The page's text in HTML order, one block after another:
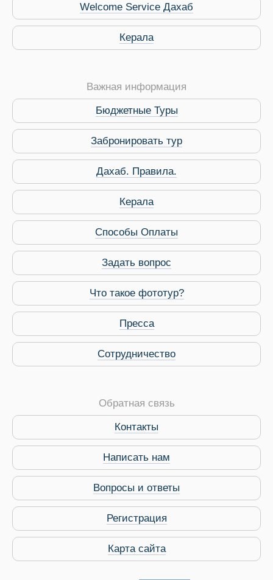
Service Дахаб
Виза в Индию
Welcome Service Дахаб
Керала
Важная информация
Бюджетные Туры
Забронировать тур
Дахаб. Правила.
Керала
Способы Оплаты
Задать вопрос
Что такое фототур?
Пресса
Сотрудничество
Обратная связь
Контакты
Написать нам
Вопросы и ответы
Регистрация
Карта сайта